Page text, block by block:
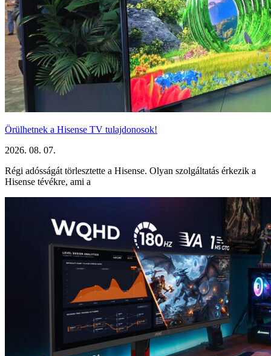
Örülhetnek a Hisense TV tulajdonosok!
2026. 08. 07.
Régi adósságát törlesztette a Hisense. Olyan szolgáltatás érkezik a
Hisense tévékre, ami a